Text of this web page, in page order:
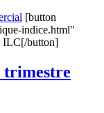
[button
indice.html"
ILC[/button]
trimestre